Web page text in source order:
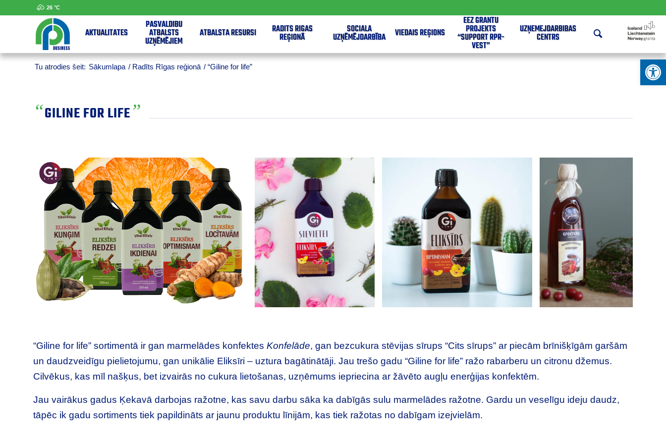
26 °C
AKTUALITĀTES
PAŠVALDĪBU
ATBALSTS
UZŅĒMĒJIEM
ATBALSTA RESURSI RADĪTS RĪGAS
REĢIONĀ
SOCIĀLĀ
UZŅĒMĒJDARBĪBA VIEDAIS REĢIONS
EEZ GRANTU
PROJEKTS
“SUPPORT RPR-
VEST”
UZŅĒMĒJDARBĪBAS
CENTRS
Tu atrodies šeit: Sākumlapa / Radīts Rīgas reģionā / “Giline for life”
“GILINE FOR LIFE”
“Giline for life” sortimentā ir gan marmelādes konfektes Konfelāde, gan bezcukura stēvijas sīrups “Cits sīrups” ar piecām brīnišķīgām garšām
un daudzveidīgu pielietojumu, gan unikālie Eliksīri – uztura bagātinātāji. Jau trešo gadu “Giline for life” ražo rabarberu un citronu džemus.
Cilvēkus, kas mīl našķus, bet izvairās no cukura lietošanas, uzņēmums iepriecina ar žāvēto augļu enerģijas konfektēm.
Jau vairākus gadus Ķekavā darbojas ražotne, kas savu darbu sāka ka dabīgās sulu marmelādes ražotne. Gardu un veselīgu ideju daudz,
tāpēc ik gadu sortiments tiek papildināts ar jaunu produktu līnijām, kas tiek ražotas no dabīgam izejvielām.